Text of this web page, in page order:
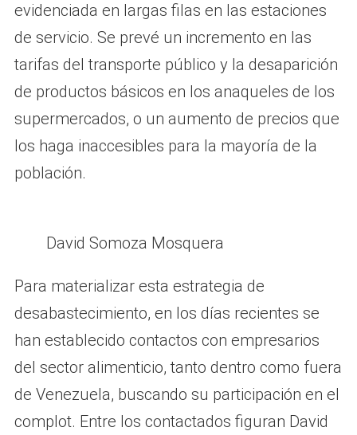
evidenciada en largas filas en las estaciones
de servicio. Se prevé un incremento en las
tarifas del transporte público y la desaparición
de productos básicos en los anaqueles de los
supermercados, o un aumento de precios que
los haga inaccesibles para la mayoría de la
población.
David Somoza Mosquera
Para materializar esta estrategia de
desabastecimiento, en los días recientes se
han establecido contactos con empresarios
del sector alimenticio, tanto dentro como fuera
de Venezuela, buscando su participación en el
complot. Entre los contactados figuran David